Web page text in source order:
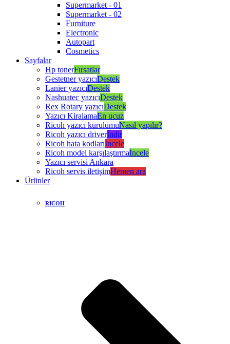
Supermarket - 01
Supermarket - 02
Furniture
Electronic
Autopart
Cosmetics
Sayfalar
Hp tonerFırsatlar
Gestetner yazıcıDestek
Lanier yazıcıDestek
Nashuatec yazıcıDestek
Rex Rotary yazıcıDestek
Yazıcı KiralamaEn ucuz
Ricoh yazıcı kurulumuNasıl yapılır?
Ricoh yazıcı driverİndir
Ricoh hata kodlarıİncele
Ricoh model karşılaştırmaİncele
Yazıcı servisi Ankara
Ricoh servis iletişimHemen ara
Ürünler
RICOH